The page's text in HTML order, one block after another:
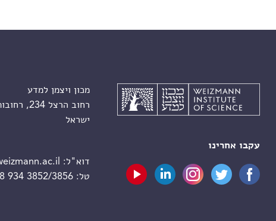
עקבו אחרינו
מכון ויצמן למדע
רחוב הרצל 234, רחובות 7610001
ישראל
דוא"ל:
טל:934 3852/3856